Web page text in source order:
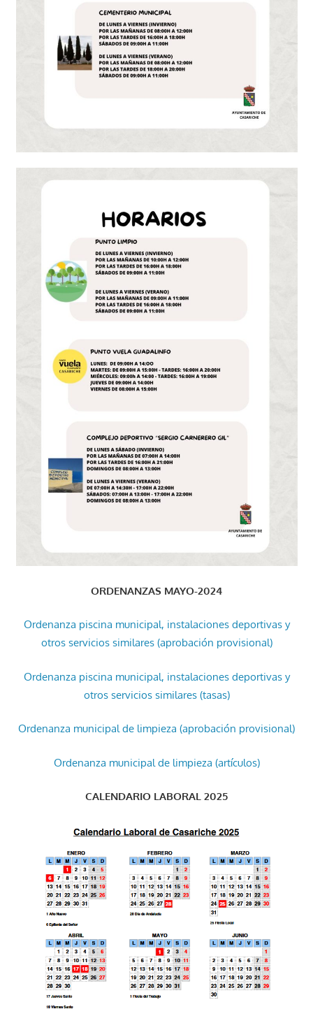
ORDENANZAS MAYO-2024
Ordenanza piscina municipal, instalaciones deportivas y
otros servicios similares (aprobación provisional)
Ordenanza piscina municipal, instalaciones deportivas y
otros servicios similares (tasas)
Ordenanza municipal de limpieza (aprobación provisional)
Ordenanza municipal de limpieza (artículos)
CALENDARIO LABORAL 2025